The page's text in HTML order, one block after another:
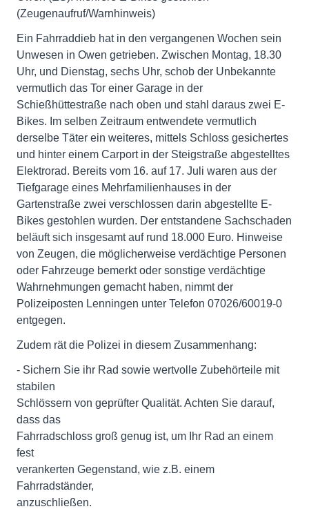
(Zeugenaufruf/Warnhinweis)
Ein Fahrraddieb hat in den vergangenen Wochen sein
Unwesen in Owen getrieben. Zwischen Montag, 18.30
Uhr, und Dienstag, sechs Uhr, schob der Unbekannte
vermutlich das Tor einer Garage in der
Schießhüttestraße nach oben und stahl daraus zwei E-
Bikes. Im selben Zeitraum entwendete vermutlich
derselbe Täter ein weiteres, mittels Schloss gesichertes
und hinter einem Carport in der Steigstraße abgestelltes
Elektrorad. Bereits vom 16. auf 17. Juli waren aus der
Tiefgarage eines Mehrfamilienhauses in der
Gartenstraße zwei verschlossen darin abgestellte E-
Bikes gestohlen wurden. Der entstandene Sachschaden
beläuft sich insgesamt auf rund 18.000 Euro. Hinweise
von Zeugen, die möglicherweise verdächtige Personen
oder Fahrzeuge bemerkt oder sonstige verdächtige
Wahrnehmungen gemacht haben, nimmt der
Polizeiposten Lenningen unter Telefon 07026/60019-0
entgegen.
Zudem rät die Polizei in diesem Zusammenhang:
- Sichern Sie ihr Rad sowie wertvolle Zubehörteile mit
stabilen
Schlössern von geprüfter Qualität. Achten Sie darauf,
dass das
Fahrradschloss groß genug ist, um Ihr Rad an einem
fest
verankerten Gegenstand, wie z.B. einem
Fahrradständer,
anzuschließen.